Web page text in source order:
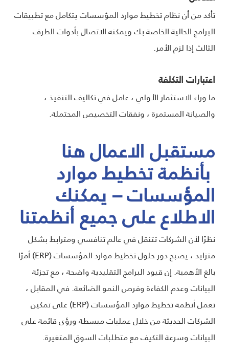
تأكد من أن نظام تخطيط موارد المؤسسات يتكامل مع تطبيقات
البرامج الحالية الخاصة بك ويمكنه الاتصال بأدوات الطرف
الثالث إذا لزم الأمر.
اعتبارات التكلفة
ما وراء الاستثمار الأولي ، عامل في تكاليف التنفيذ ،
والصيانة المستمرة ، ونفقات التخصيص المحتملة.
مستقبل الاعمال هنا
بأنظمة تخطيط موارد
المؤسسات – يمكنك
الاطلاع على جميع أنظمتنا
نظرًا لأن الشركات تتنقل في عالم تنافسي ومترابط بشكل
متزايد ، يصبح دور حلول تخطيط موارد المؤسسات (ERP) أمرًا
بالغ الأهمية. إن قيود البرامج التقليدية واضحة ، مع تجزئة
البيانات وعدم الكفاءة وفرص النمو الضائعة. في المقابل ،
تعمل أنظمة تخطيط موارد المؤسسات (ERP) على تمكين
الشركات الحديثة من خلال عمليات مبسطة ورؤى قائمة على
البيانات وسرعة التكيف مع متطلبات السوق المتغيرة.